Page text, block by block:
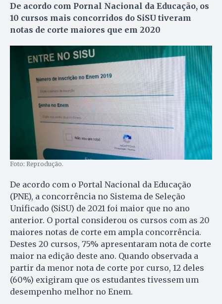
De acordo com Pornal Nacional da Educação, os
10 cursos mais concorridos do SiSU tiveram
notas de corte maiores que em 2020
Foto: Reprodução.
De acordo com o Portal Nacional da Educação
(PNE), a concorrência no Sistema de Seleção
Unificado (SiSU) de 2021 foi maior que no ano
anterior. O portal considerou os cursos com as 20
maiores notas de corte em ampla concorrência.
Destes 20 cursos, 75% apresentaram nota de corte
maior na edição deste ano. Quando observada a
partir da menor nota de corte por curso, 12 deles
(60%) exigiram que os estudantes tivessem um
desempenho melhor no Enem.